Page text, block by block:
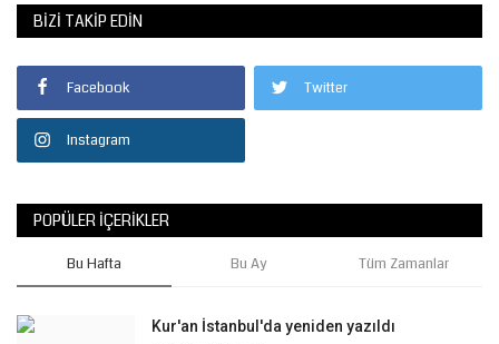
BIZI TAKIP EDIN
Facebook Twitter
Instagram
POPÜLER İÇERIKLER
Bu Hafta Bu Ay Tüm Zamanlar
Kur'an İstanbul'da yeniden yazıldı